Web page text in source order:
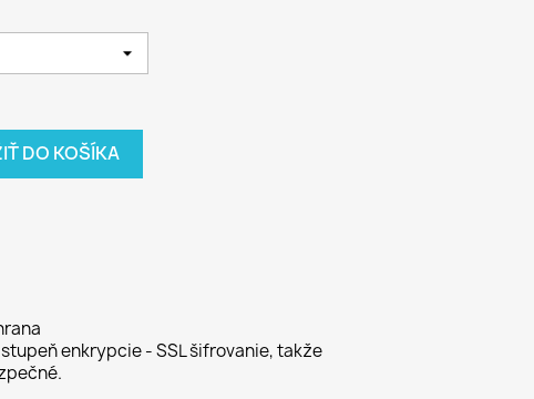
DO KOŠÍKA
enkrypcie - SSL šifrovanie, takže